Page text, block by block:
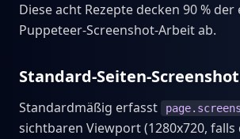
Diese acht Rezepte decken 90 % der
Puppeteer-Screenshot-Arbeit ab.
Standard-Seiten-Screenshot
Standardmäßig erfasst
sichtbaren Viewport (1280x720, falls